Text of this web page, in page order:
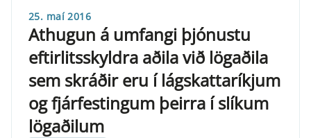
25. maí 2016
Athugun á umfangi þjónustu
eftirlitsskyldra aðila við lögaðila
sem skráðir eru í lágskattaríkjum
og fjárfestingum þeirra í slíkum
lögaðilum